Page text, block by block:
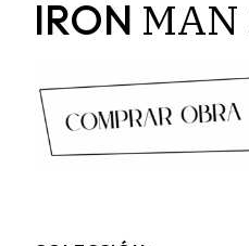
IRON MAN